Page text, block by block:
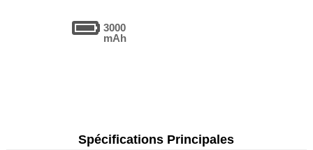
3000
mAh
Spécifications Principales